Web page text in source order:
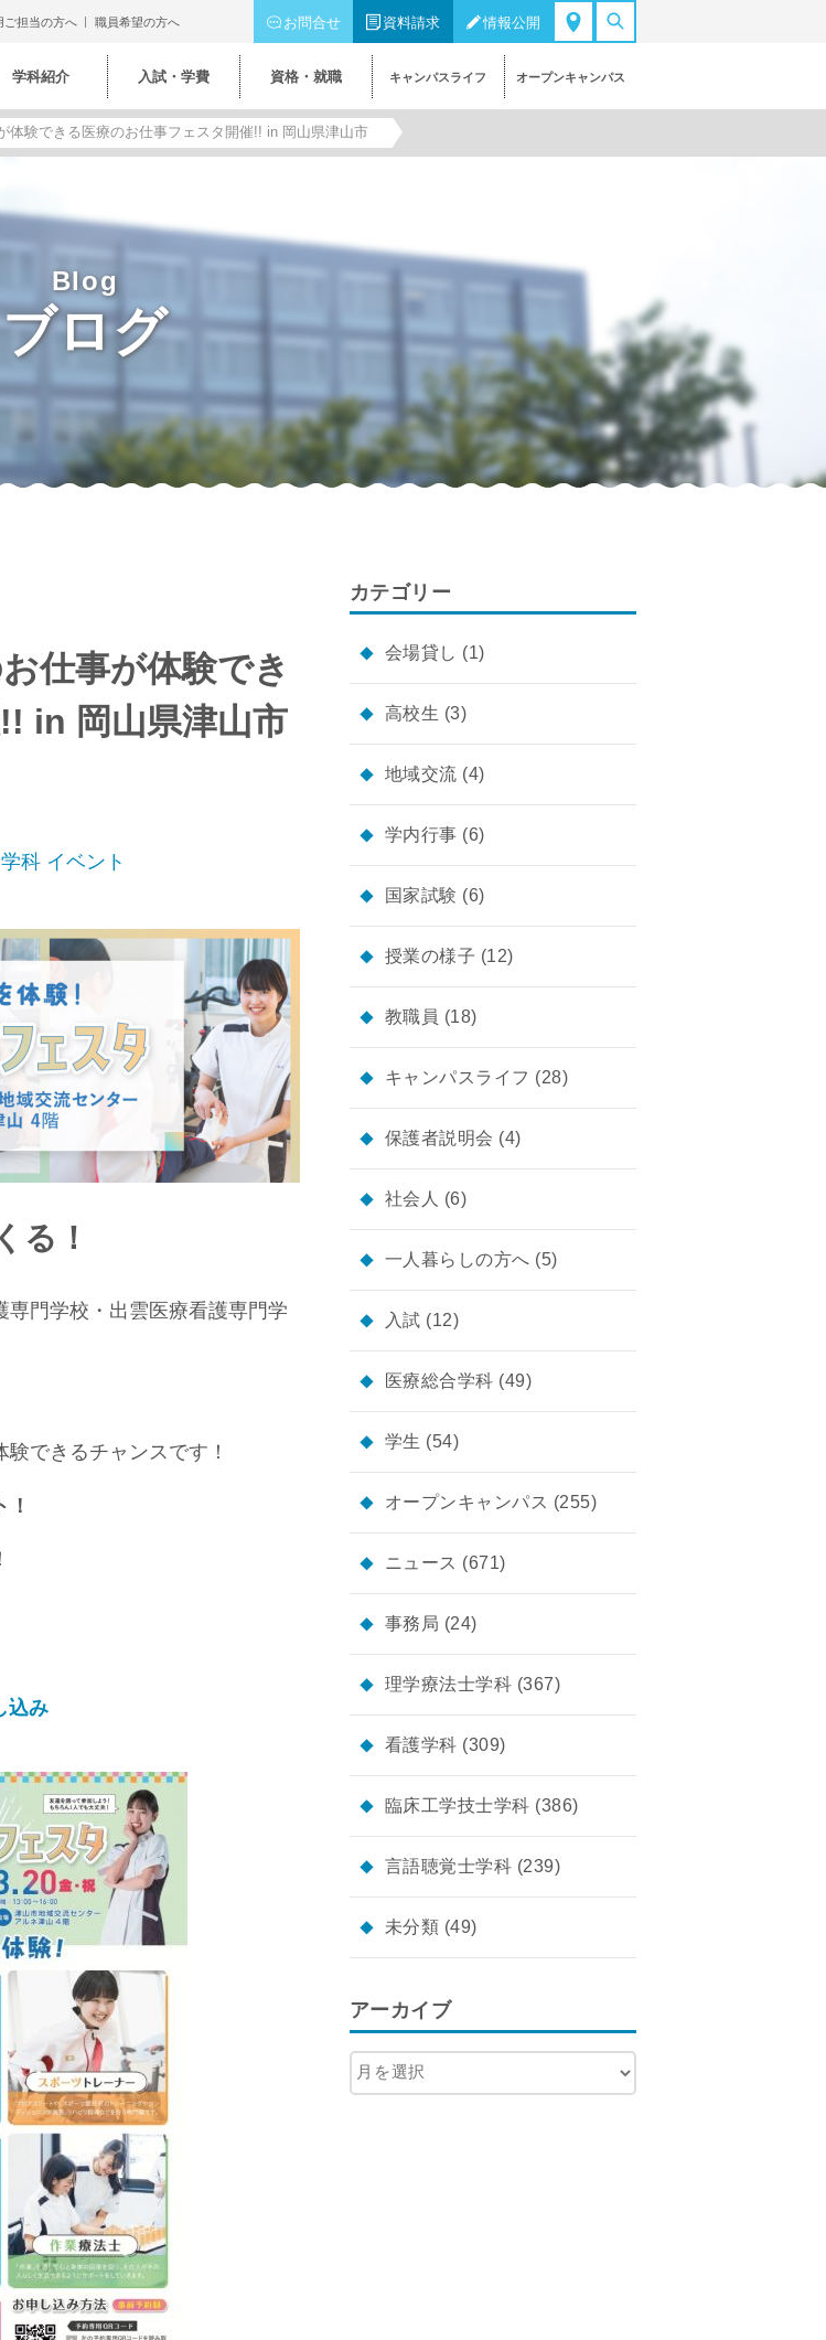
ご担当の方へ 職員希望の方へ お問合せ 資料請求 情報公開
学科紹介 入試・学費 資格・就職 キャンパスライフ オープンキャンパス
体験できる医療のお仕事フェスタ開催!! in 岡山県津山市
Blog
ブログ
仕事が体験でき
in 岡山県津山市
科 イベント
る！
専門学校・出雲医療看護専門学
できるチャンスです！
込み
カテゴリー
会場貸し (1)
高校生 (3)
地域交流 (4)
学内行事 (6)
国家試験 (6)
授業の様子 (12)
教職員 (18)
キャンパスライフ (28)
保護者説明会 (4)
社会人 (6)
一人暮らしの方へ (5)
入試 (12)
医療総合学科 (49)
学生 (54)
オープンキャンパス (255)
ニュース (671)
事務局 (24)
理学療法士学科 (367)
看護学科 (309)
臨床工学技士学科 (386)
言語聴覚士学科 (239)
未分類 (49)
アーカイブ